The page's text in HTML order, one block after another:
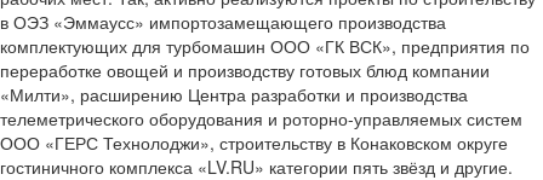
в ОЭЗ «Эммаусс» импортозамещающего производства
комплектующих для турбомашин ООО «ГК ВСК», предприятия по
переработке овощей и производству готовых блюд компании
«Милти», расширению Центра разработки и производства
телеметрического оборудования и роторно-управляемых систем
ООО «ГЕРС Технолоджи», строительству в Конаковском округе
гостиничного комплекса «LV.RU» категории пять звёзд и другие.